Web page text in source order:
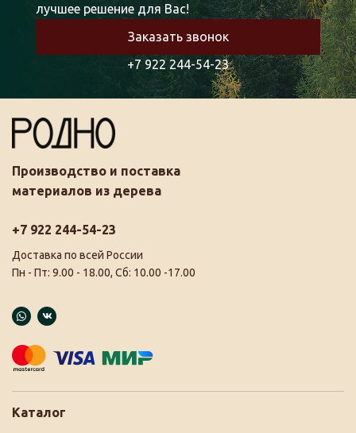
лучшее решение для Вас!
Заказать звонок
+7 922 244-54-23
Производство и поставка
материалов из дерева
+7 922 244-54-23
Доставка по всей России
Пн - Пт: 9.00 - 18.00, Сб: 10.00 -17.00
Каталог